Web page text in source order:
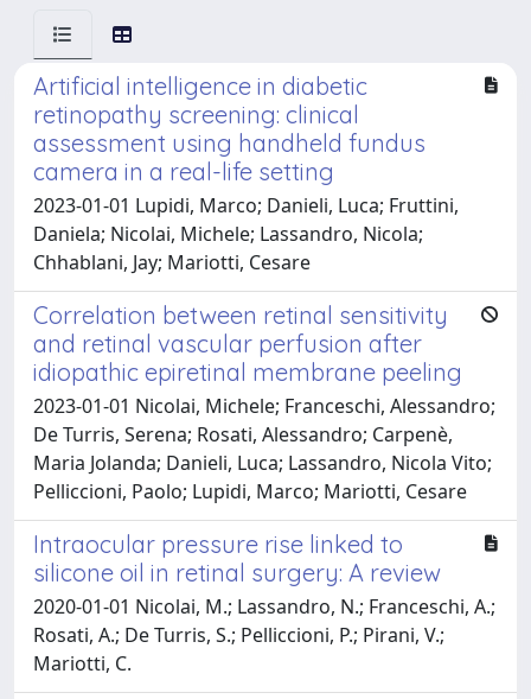
Artificial intelligence in diabetic
retinopathy screening: clinical
assessment using handheld fundus
camera in a real-life setting
2023-01-01 Lupidi, Marco; Danieli, Luca; Fruttini,
Daniela; Nicolai, Michele; Lassandro, Nicola;
Chhablani, Jay; Mariotti, Cesare
Correlation between retinal sensitivity
and retinal vascular perfusion after
idiopathic epiretinal membrane peeling
2023-01-01 Nicolai, Michele; Franceschi, Alessandro;
De Turris, Serena; Rosati, Alessandro; Carpenè,
Maria Jolanda; Danieli, Luca; Lassandro, Nicola Vito;
Pelliccioni, Paolo; Lupidi, Marco; Mariotti, Cesare
Intraocular pressure rise linked to
silicone oil in retinal surgery: A review
2020-01-01 Nicolai, M.; Lassandro, N.; Franceschi, A.;
Rosati, A.; De Turris, S.; Pelliccioni, P.; Pirani, V.;
Mariotti, C.